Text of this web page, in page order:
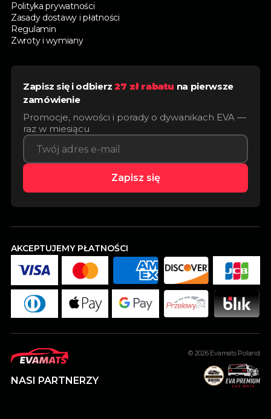
Polityka prywatności
Zasady dostawy i płatności
Regulamin
Zwroty i wymiany
Zapisz się i odbierz27 zł rabatu na pierwsze
zamówienie
Promocje, nowości i porady o dywanikach EVA —
raz w miesiącu
Zapisz się
AKCEPTUJEMY PŁATNOŚCI
© 2026 Evamats Poland
NASI PARTNERZY